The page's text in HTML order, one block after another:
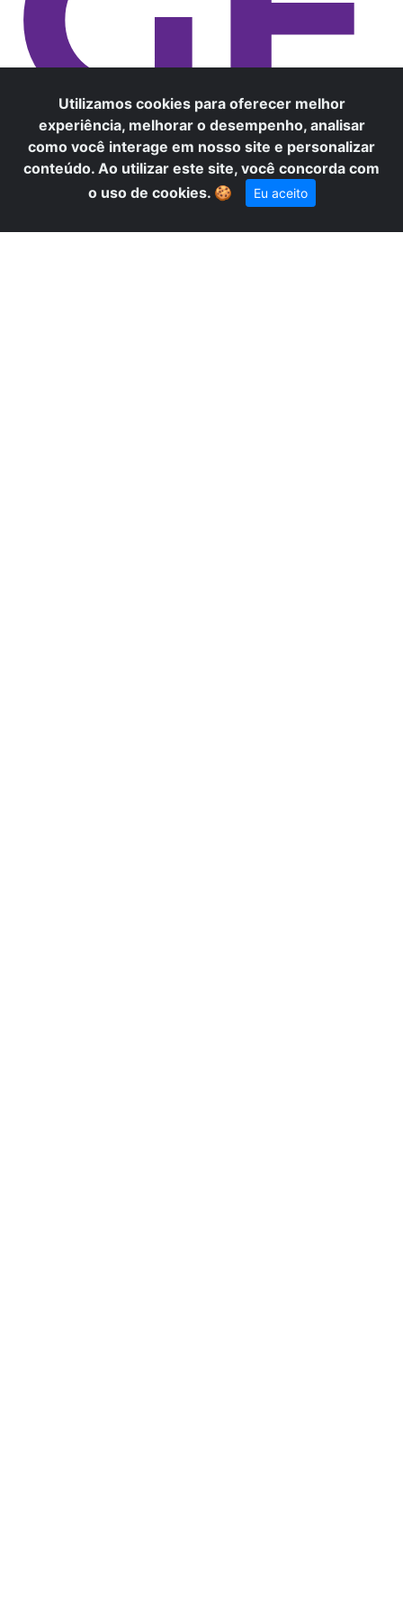
R
Utilizamos cookies para oferecer melhor
experiência, melhorar o desempenho, analisar
como você interage em nosso site e personalizar
conteúdo. Ao utilizar este site, você concorda com
o uso de cookies. 🍪 Eu aceito
Precisa de ajuda? Fale conosco
pelo WhatsApp!
×